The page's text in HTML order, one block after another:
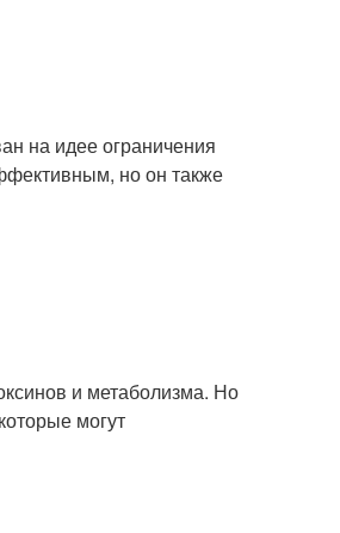
на идее ограничения
но он также
и метаболизма. Но
могут